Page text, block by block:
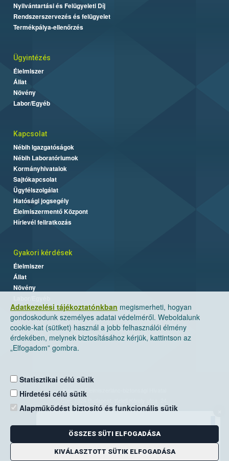
Adatkezelési tájékoztatónkban megismerheti, hogyan
gondoskodunk személyes adatai védelméről. Weboldalunk
cookie-kat (sütiket) használ a jobb felhasználói élmény
érdekében, melynek biztosításához kérjük, kattintson az
„Elfogadom” gombra.
Statisztikai célú sütik
Hirdetési célú sütik
Alapműködést biztosító és funkcionális sütik
ÖSSZES SÜTI ELFOGADÁSA
KIVÁLASZTOTT SÜTIK ELFOGADÁSA
Nyilvántartási és Felügyeleti Díj
Rendszerszervezés és felügyelet
Termékpálya-ellenőrzés
Ügyintézés
Élelmiszer
Állat
Növény
Labor/Egyéb
Kapcsolat
Nébih Igazgatóságok
Nébih Laboratóriumok
Kormányhivatalok
Sajtókapcsolat
Ügyfélszolgálat
Hatósági jogsegély
Élelmiszermentő Központ
Hírlevél feliratkozás
Gyakori kérdések
Élelmiszer
Állat
Növény
Nemzeti Élelmiszerlánc-biztonsági Hivatal
Levelezési cím: 1525 Budapest. Pf. 30.
E-mail:ugyfelszolgalat@nebih.gov.hu
Zöld szám: 06-80/263-244
Telefon: 06-1/ 336-9000